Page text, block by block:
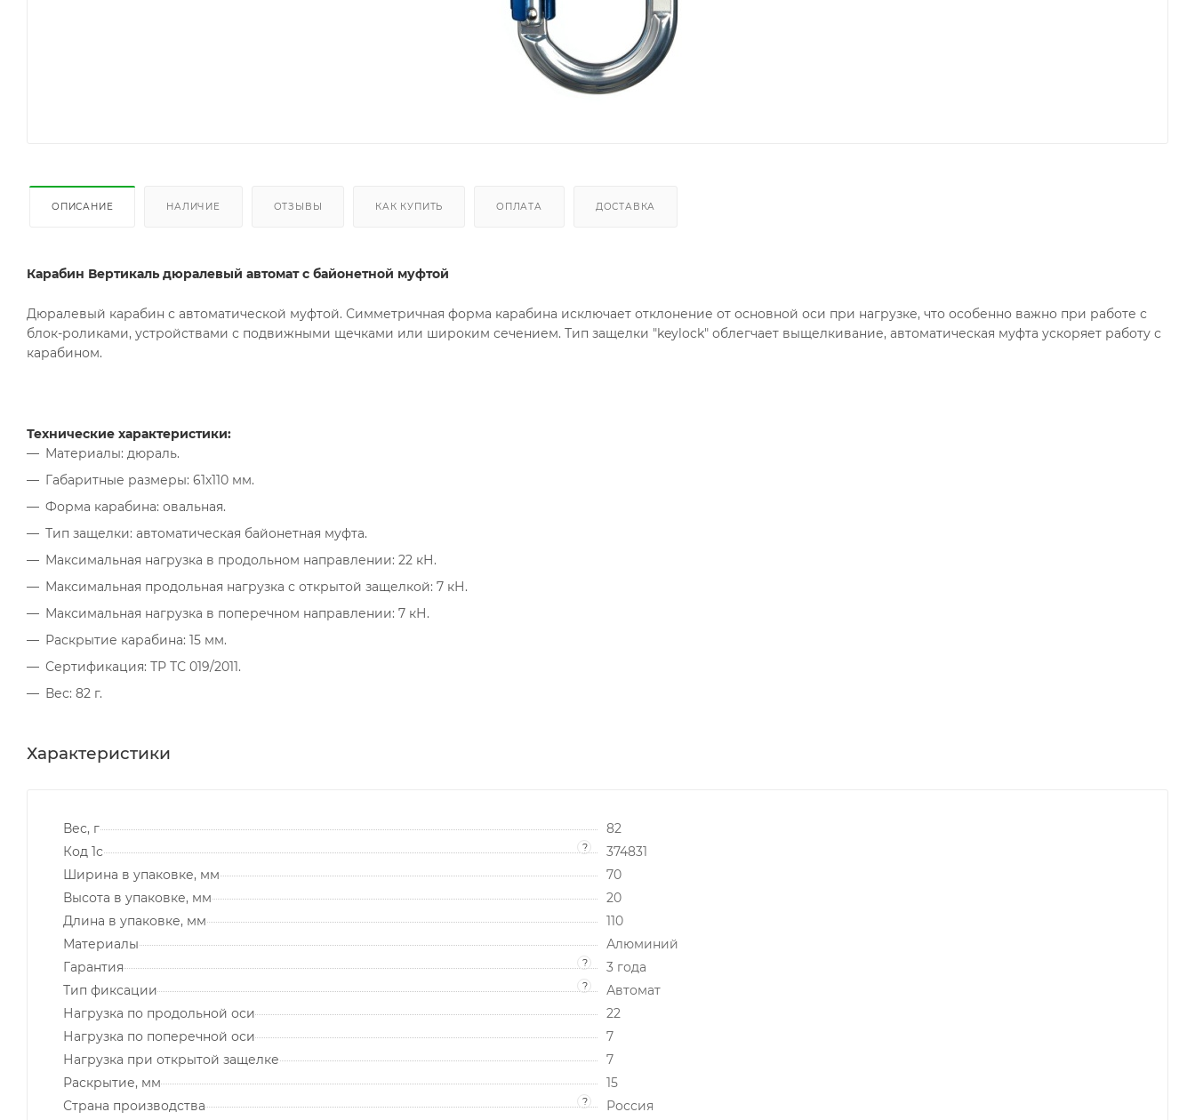
ОПИСАНИЕ НАЛИЧИЕ ОТЗЫВЫ КАК КУПИТЬ ОПЛАТА ДОСТАВКА
Карабин Вертикаль дюралевый автомат с байонетной муфтой
Дюралевый карабин с автоматической муфтой. Симметричная форма карабина исключает отклонение от основной оси при нагрузке, что особенно важно при работе с
блок-роликами, устройствами с подвижными щечками или широким сечением. Тип защелки "keylock" облегчает выщелкивание, автоматическая муфта ускоряет работу с
карабином.
Технические характеристики:
Материалы: дюраль.
Габаритные размеры: 61х110 мм.
Форма карабина: овальная.
Тип защелки: автоматическая байонетная муфта.
Максимальная нагрузка в продольном направлении: 22 кН.
Максимальная продольная нагрузка с открытой защелкой: 7 кН.
Максимальная нагрузка в поперечном направлении: 7 кН.
Раскрытие карабина: 15 мм.
Сертификация: ТР ТС 019/2011.
Вес: 82 г.
Характеристики
Вес, г
82
Код 1с
?
374831
Ширина в упаковке, мм
70
Высота в упаковке, мм
20
Длина в упаковке, мм
110
Материалы
Алюминий
Гарантия
?
3 года
Тип фиксации
?
Автомат
Нагрузка по продольной оси
22
Нагрузка по поперечной оси
7
Нагрузка при открытой защелке
7
Раскрытие, мм
15
Страна производства
? Россия